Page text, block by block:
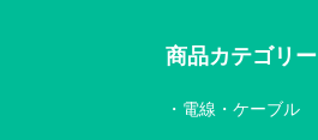
商品カテゴリー
電線・ケーブル